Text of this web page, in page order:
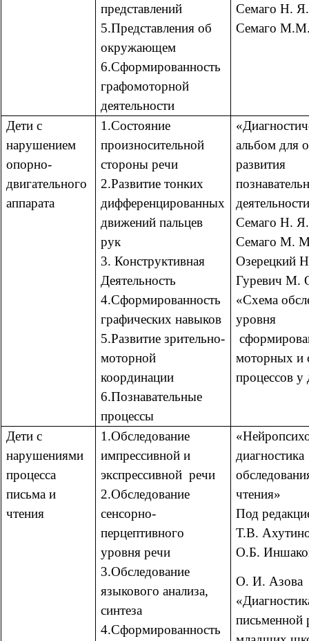
представлений
5.Представления об
окружающем
6.Сформированность
графомоторной
деятельности
Семаго Н.
Семаго
Дети с
нарушением
опорно-
двигательного
аппарата
1.Состояние
произносительной
стороны речи
2.Развитие тонких
дифференцированных
движений пальцев
рук
3. Конструктивная
Деятельность
4.Сформированность
графических навыков
5.Развитие зрительно-
моторной
координации
6.Познавательные
процессы
альбом для
развития
Семаго Н.
Семаго М.
Озерецкий
Гуревич М.
«Схема
уровня
моторных и
процессов у
Дети с
нарушениями
процесса
письма и
чтения
1.Обследование
импрессивной и
экспрессивной речи
2.Обследование
сенсорно-
перцептивного
уровня речи
3.Обследование
языкового анализа,
синтеза
4.Сформированность
диагностика
чтения»
Под
Т.В.
О.Б.
О. И. Азова
письменной